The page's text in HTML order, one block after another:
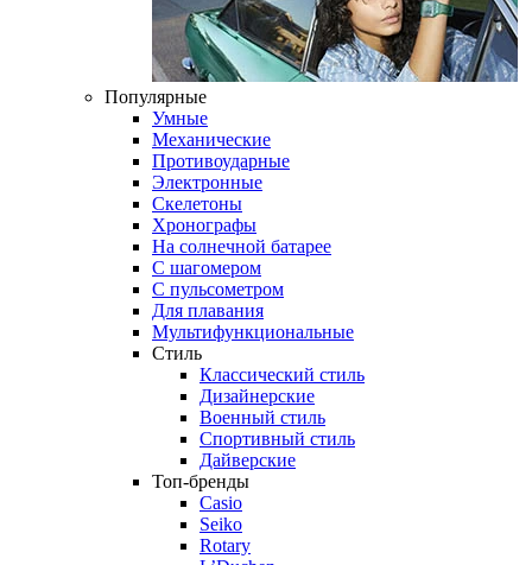
Популярные
Умные
Механические
Противоударные
Электронные
Скелетоны
Хронографы
На солнечной батарее
С шагомером
С пульсометром
Для плавания
Мультифункциональные
Стиль
Классический стиль
Дизайнерские
Военный стиль
Спортивный стиль
Дайверские
Топ-бренды
Casio
Seiko
Rotary